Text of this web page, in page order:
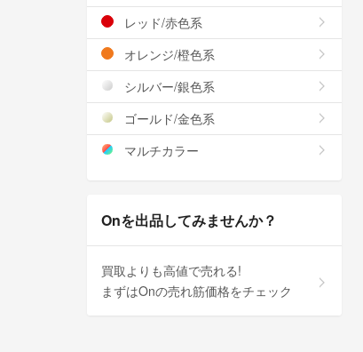
レッド/赤色系
オレンジ/橙色系
シルバー/銀色系
ゴールド/金色系
マルチカラー
Onを出品してみませんか？
買取よりも高値で売れる!
まずはOnの売れ筋価格をチェック